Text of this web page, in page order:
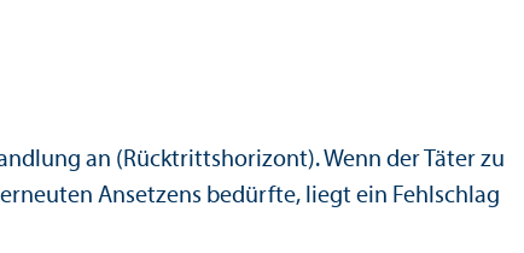
an (Rücktrittshorizont). Wenn der Täter zu
Ansetzens bedürfte, liegt ein Fehlschlag